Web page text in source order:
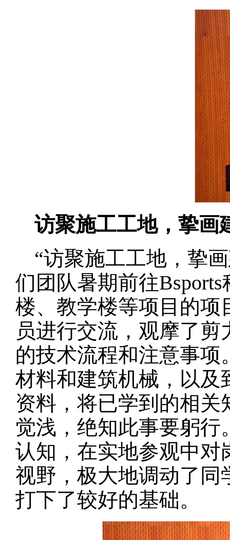
访聚施工工地，挚画
“访聚施工工地，挚
们团队暑期前往
楼、教学楼等项目的项
员进行交流，观摩了
的技术流程和注意事
材料和建筑机械，以及
资料，将已学到的相
觉浅，绝知此事要躬
认知，在实地参观中对
视野，极大地调动了同
打下了较好的基础。